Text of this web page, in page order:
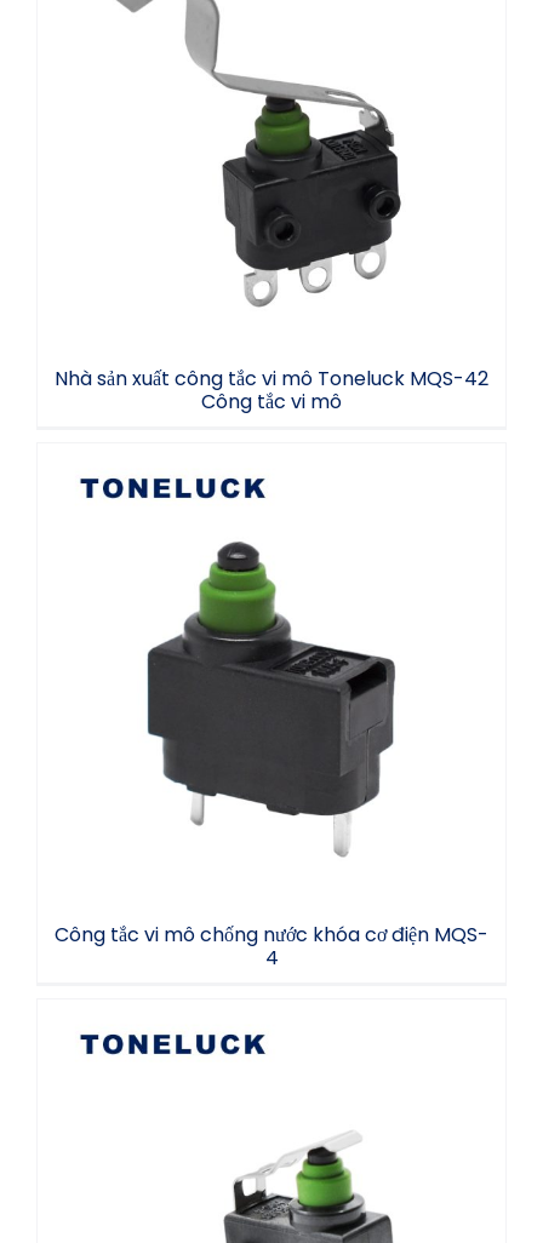
Nhà sản xuất công tắc vi mô Toneluck
MQS-42 Công tắc vi mô
Nhà sản xuất công tắc vi mô Toneluck MQS-42
Công tắc vi mô
Công tắc vi mô chống nước khóa cơ điện
Công tắc vi mô chống nước khóa cơ điện MQS-
4